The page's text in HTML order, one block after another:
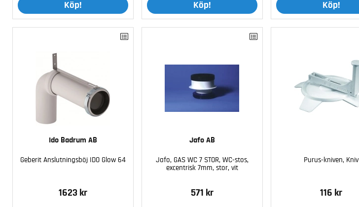
Köp! Köp! Köp!
Ido Badrum AB
Geberit Anslutningsböj IDO Glow 64
1623 kr
Jafo AB
Jafo, GAS WC 7 STOR, WC-stos,
excentrisk 7mm, stor, vit
571 kr
Purus-kniven, Kniv
116 kr